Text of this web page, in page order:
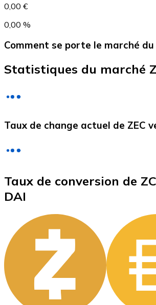
0,00 €
0,00 %
Comment se porte le marché du
Statistiques du marché
Taux de change actuel de ZEC
Taux de conversion de
DAI